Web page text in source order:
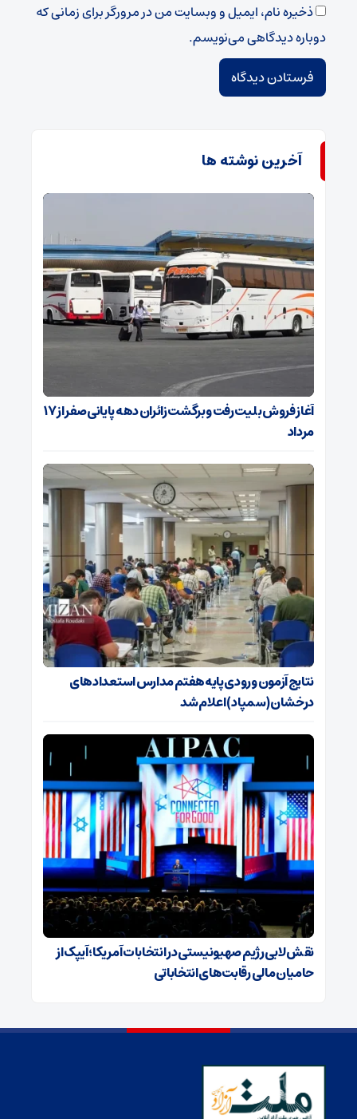
ذخیره نام، ایمیل و وبسایت من در مرورگر برای زمانی که
دوباره دیدگاهی می‌نویسم.
آخرین نوشته ها
آغاز فروش بلیت رفت و برگشت زائران دهه پایانی صفر از ۱۷
مرداد
نتایج آزمون ورودی پایه هفتم مدارس استعدادهای
درخشان (سمپاد) اعلام شد
نقش لابی رژیم صهیونیستی در انتخابات آمریکا؛ آیپک از
حامیان مالی رقابت‌های انتخاباتی